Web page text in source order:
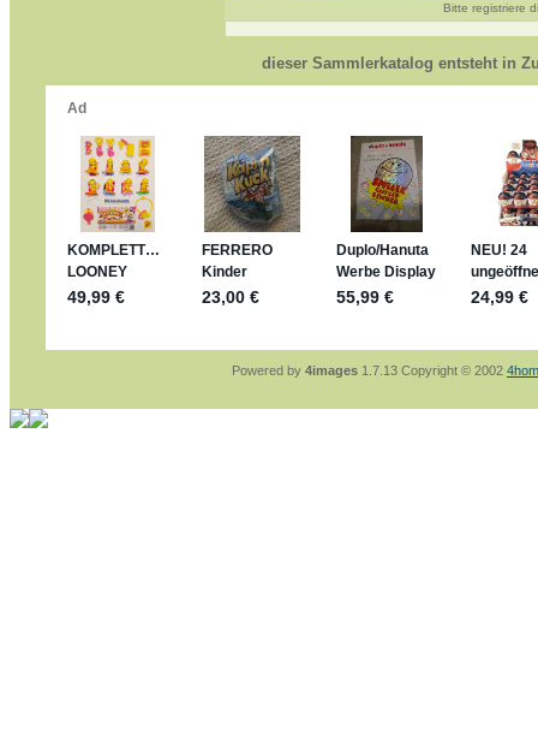
Bonsaipanther:geschrieben am: 10. 5.
@ Harald
https://www.ue-ei-portal-
Dein Enkel sollte zur Strafe die nächsten 3
Für die Figuren VC307, 310, 318 und 326
mein Enkel hat die leider weggeworfen
jan-lukas:geschrieben am: 29. 4. 2026 -
https://www.ferrero-
sammelspass.de/einladung/
jan-lukas:geschrieben am: 28. 4. 2026 -
stimmt, jetzt fällt es mir auch ein
*Bussi*
geschrieben am: 28. 4.
So habe ich das in Erinnerung ... oder?
jan-lukas:geschrieben am: 28. 4. 2026 -
Bitte registriere
dieser Sammlerkatalog entsteht in
Powered by 4images 1.7.13 Copyright © 2002